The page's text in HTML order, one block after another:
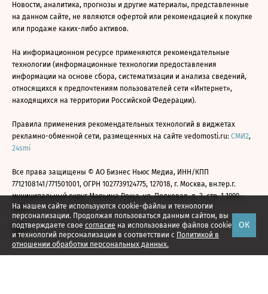
На нашем сайте используются cookie-файлы и технологии
персонализации. Продолжая пользоваться данным сайтом, вы
подтверждаете свое согласие на использование файлов cookie
и технологий персонализации в соответствии с Политикой в
отношении обработки персональных данных.
ОК
Новости, аналитика, прогнозы и другие материалы, представленные
на данном сайте, не являются офертой или рекомендацией к покупке
или продаже каких-либо активов.
На информационном ресурсе применяются рекомендательные
технологии (информационные технологии предоставления
информации на основе сбора, систематизации и анализа сведений,
относящихся к предпочтениям пользователей сети «Интернет»,
находящихся на территории Российской Федерации).
Правила применения рекомендательных технологий в виджетах
рекламно-обменной сети, размещенных на сайте vedomosti.ru: СМИ2,
24smi
Все права защищены © АО Бизнес Ньюс Медиа, ИНН/КПП
7712108141/771501001, ОГРН 1027739124775, 127018, г. Москва, вн.тер.г.
муниципальный округ Марьина Роща, ул. Полковая, д. 3, стр. 1 1999—
2026